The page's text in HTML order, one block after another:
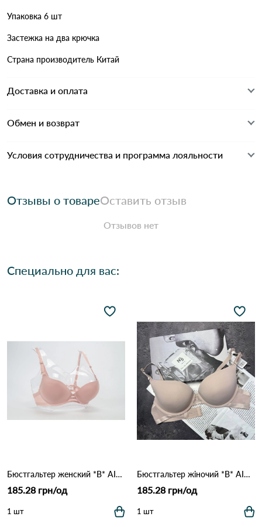
Упаковка 6 шт
Застежка на два крючка
Страна производитель Китай
Доставка и оплата
Обмен и возврат
Условия сотрудничества и программа лояльности
Отзывы о товареОставить отзыв
Отзывов нет
Специально для вас:
Бюстгальтер женский *B* AIMINA 1328 1,3 Пудра
185.28 грн/од
1 шт
Бюстгальтер жіночий *B* AIMINA 1328 9,2 Кофейний
185.28 грн/од
1 шт